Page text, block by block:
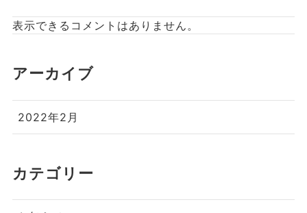
表示できるコメントはありません。
アーカイブ
2022年2月
カテゴリー